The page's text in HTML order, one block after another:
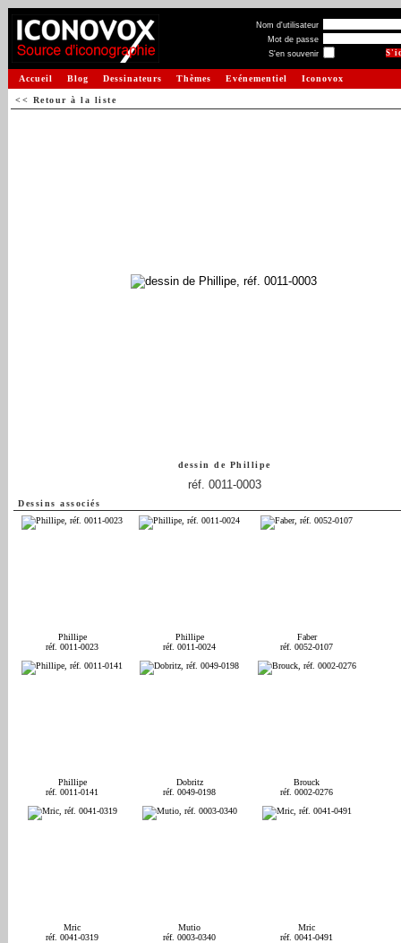
Nom d'utilisateur
Mot de passe
S'en souvenir
Accueil Blog Dessinateurs Thèmes Evénementiel Iconovox
<< Retour à la liste
dessin de Phillipe
réf. 0011-0003
Dessins associés
Phillipe
réf. 0011-0023
Phillipe
réf. 0011-0024
Faber
réf. 0052-0107
Phillipe
réf. 0011-0141
Dobritz
réf. 0049-0198
Brouck
réf. 0002-0276
Mric
réf. 0041-0319
Mutio
réf. 0003-0340
Mric
réf. 0041-0491